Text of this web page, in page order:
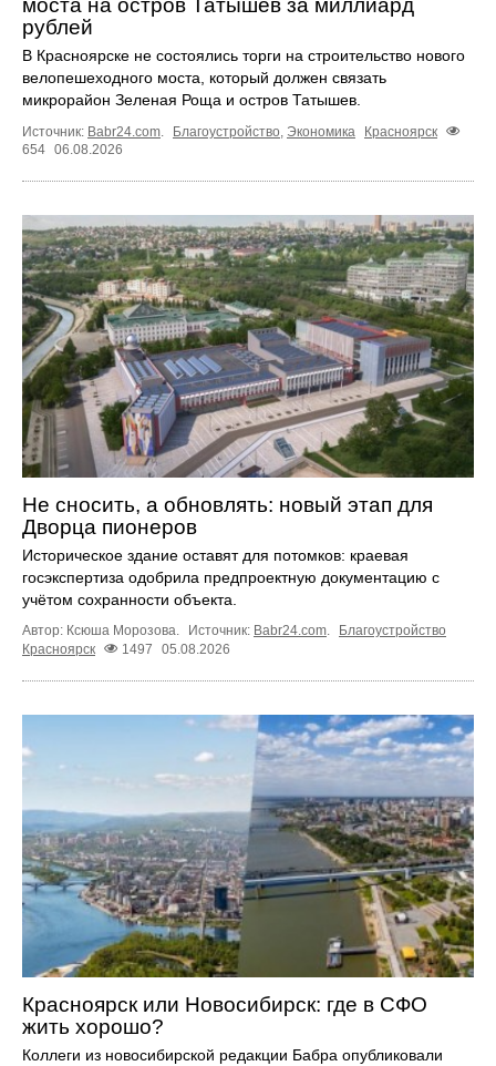
моста на остров Татышев за миллиард
рублей
В Красноярске не состоялись торги на строительство нового
велопешеходного моста, который должен связать
микрорайон Зеленая Роща и остров Татышев.
Источник: Babr24.com. Благоустройство, Экономика
Красноярск
654 06.08.2026
Не сносить, а обновлять: новый этап для
Дворца пионеров
Историческое здание оставят для потомков: краевая
госэкспертиза одобрила предпроектную документацию с
учётом сохранности объекта.
Автор: Ксюша Морозова. Источник: Babr24.com.
Благоустройство
Красноярск
1497 05.08.2026
Красноярск или Новосибирск: где в СФО
жить хорошо?
Коллеги из новосибирской редакции Бабра опубликовали